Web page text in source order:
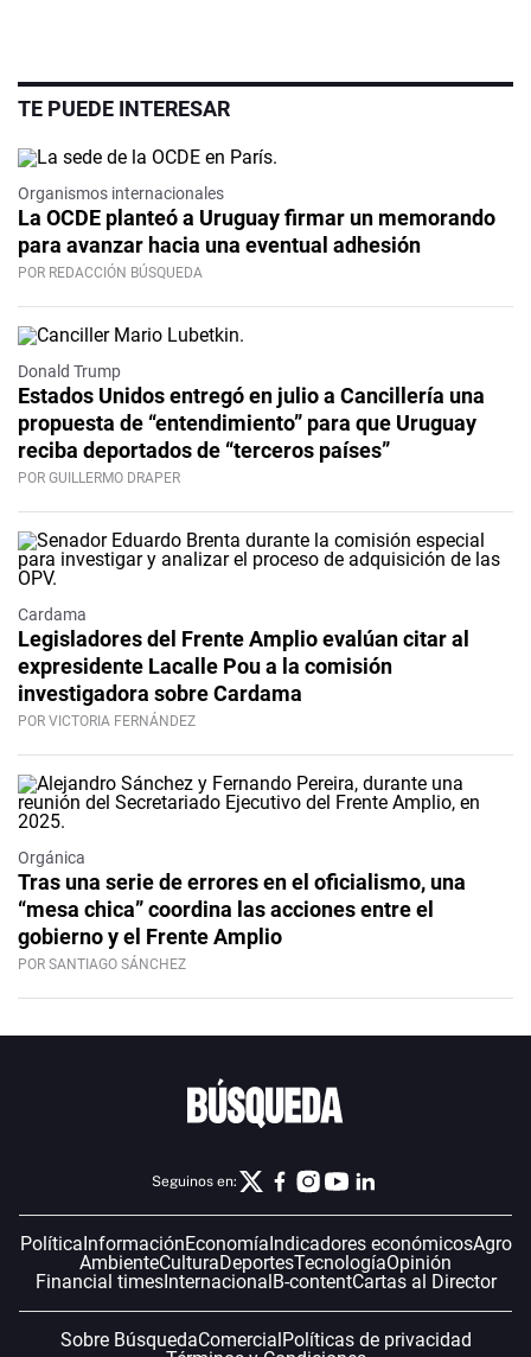
TE PUEDE INTERESAR
Organismos internacionales
La OCDE planteó a Uruguay firmar un memorando
para avanzar hacia una eventual adhesión
POR REDACCIÓN BÚSQUEDA
Donald Trump
Estados Unidos entregó en julio a Cancillería una
propuesta de “entendimiento” para que Uruguay
reciba deportados de “terceros países”
POR GUILLERMO DRAPER
Cardama
Legisladores del Frente Amplio evalúan citar al
expresidente Lacalle Pou a la comisión
investigadora sobre Cardama
POR VICTORIA FERNÁNDEZ
Orgánica
Tras una serie de errores en el oficialismo, una
“mesa chica” coordina las acciones entre el
gobierno y el Frente Amplio
POR SANTIAGO SÁNCHEZ
Seguinos en:
PolíticaInformaciónEconomíaIndicadores económicosAgro
AmbienteCulturaDeportesTecnologíaOpinión
Financial timesInternacionalB-contentCartas al Director
Sobre BúsquedaComercialPolíticas de privacidad